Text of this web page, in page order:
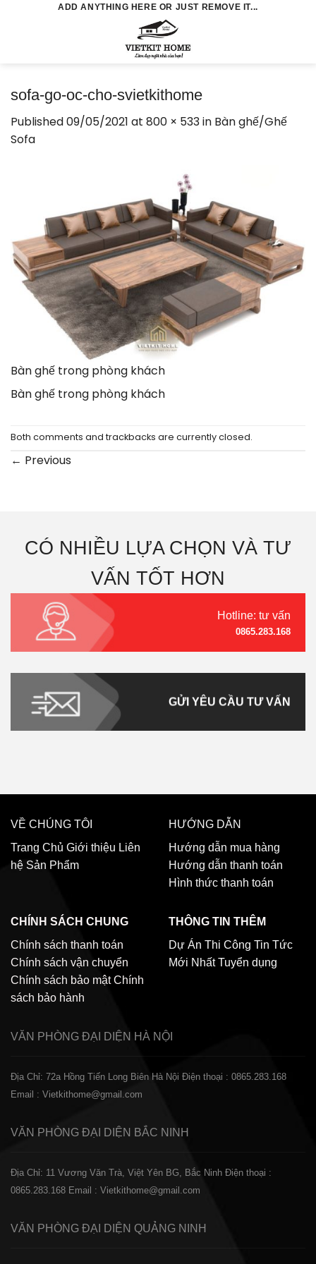
ADD ANYTHING HERE OR JUST REMOVE IT...
sofa-go-oc-cho-svietkithome
Published09/05/2021 at 800 × 533in Bàn ghế/Ghế
Sofa
Bàn ghế trong phòng khách
Bàn ghế trong phòng khách
Both comments and trackbacks are currently closed.
← Previous
CÓ NHIỀU LỰA CHỌN VÀ TƯ
VẤN TỐT HƠN
Hotline: tư vấn
0865.283.168
GỬI YÊU CẦU TƯ VẤN
VỀ CHÚNG TÔI
Trang Chủ Giới thiệu Liên
hệ Sản Phẩm
HƯỚNG DẪN
Hướng dẫn mua hàng
Hướng dẫn thanh toán
Hình thức thanh toán
CHÍNH SÁCH CHUNG
Chính sách thanh toán
Chính sách vận chuyển
Chính sách bảo mật Chính
sách bảo hành
THÔNG TIN THÊM
Dự Án Thi Công Tin Tức
Mới Nhất Tuyển dụng
VĂN PHÒNG ĐẠI DIỆN HÀ NỘI
Địa Chỉ: 72a Hồng Tiến Long Biên Hà Nội Điện thoại : 0865.283.168
Email : Vietkithome@gmail.com
VĂN PHÒNG ĐẠI DIỆN BẮC NINH
Địa Chỉ: 11 Vương Văn Trà, Việt Yên BG, Bắc Ninh Điện thoại :
0865.283.168 Email : Vietkithome@gmail.com
VĂN PHÒNG ĐẠI DIỆN QUẢNG NINH